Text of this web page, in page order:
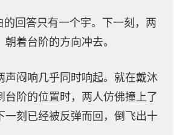
的回答只有一个宇。下一刻，两
着台阶的方向冲去。
声闷响几乎同时响起。就在戴沐
台阶的位置时，两人仿佛撞上了
一刻已经被反弹而回，倒飞出十